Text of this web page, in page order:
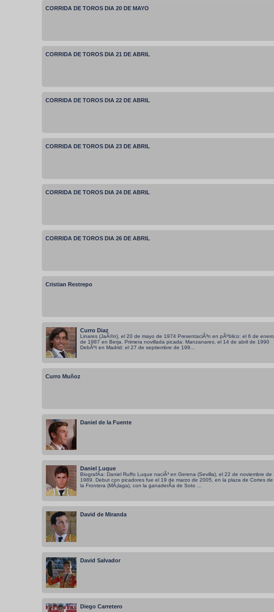
CORRIDA DE TOROS DIA 20 DE MAYO
CORRIDA DE TOROS DIA 21 DE ABRIL
CORRIDA DE TOROS DIA 22 DE ABRIL
CORRIDA DE TOROS DIA 23 DE ABRIL
CORRIDA DE TOROS DIA 24 DE ABRIL
CORRIDA DE TOROS DIA 26 DE ABRIL
Cristian Restrepo
Curro Diaz
Linares (JaÃ©n), el 20 de mayo de 1974 PresentaciÃ³n en pÃºblico: el 6 de enero
de 1987 en Berja. Primera novillada picada: Manzanares, el 14 de abril de 1990
DebÃºt en Madrid: el 27 de septiembre de 199...
Curro Muñoz
Daniel de la Fuente
Daniel Luque
BiografÃ­a: Daniel Ruffo Luque naciÃ³ en Gerena (Sevilla), el 22 de noviembre de
1989. Debut con picadores fue el 19 de marzo de 2005, en la plaza de Cortes de
la Frontera (MÃ¡laga), con la ganaderÃ­a de Soto ...
David de Miranda
David Salvador
Diego Carretero